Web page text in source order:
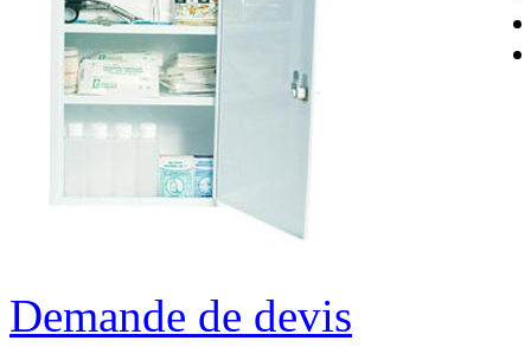
Demande de devis